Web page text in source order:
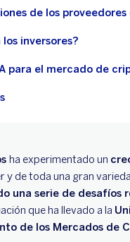
de los
inversores?
para el mercado de
ha experimentado un
y de toda una gran
una serie de desafíos
que ha llevado a la
de los Mercados de